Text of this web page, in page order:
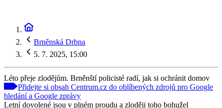
Brněnská Drbna
5. 7. 2025, 15:00
Léto přeje zlodějům. Brněnští policisté radí, jak si ochránit domov
Přidejte si obsah Centrum.cz do oblíbených zdrojů pro Google
hledání a Google zprávy
Letní dovolené jsou v plném proudu a zloději toho bohužel